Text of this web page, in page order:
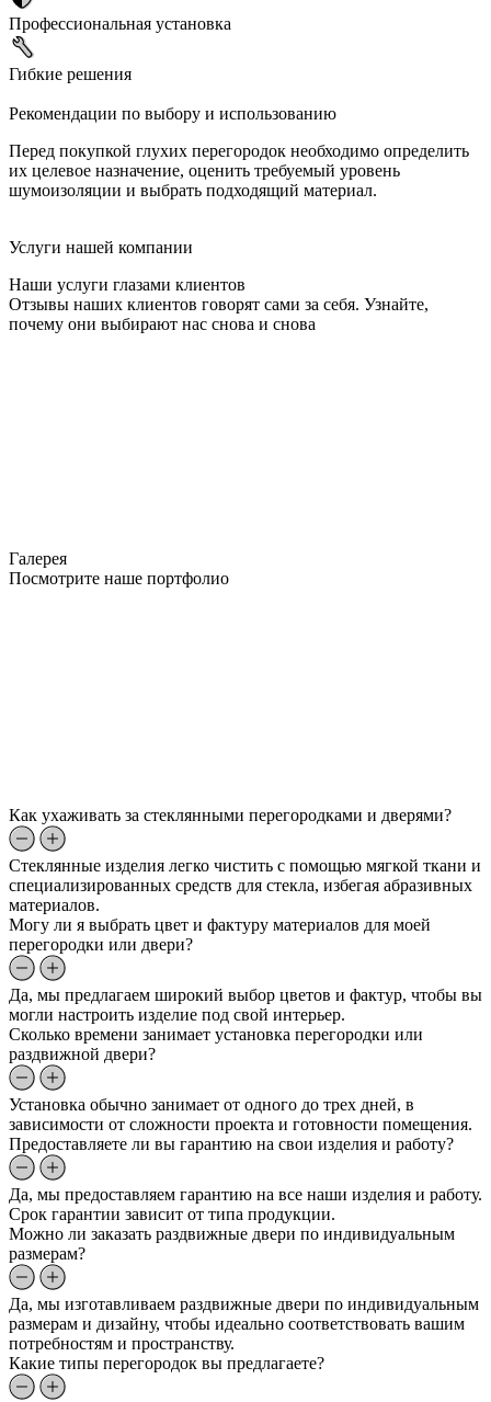
Профессиональная установка
Гибкие решения
Рекомендации по выбору и использованию
Перед покупкой глухих перегородок необходимо определить
их целевое назначение, оценить требуемый уровень
шумоизоляции и выбрать подходящий материал.
Услуги нашей компании
Наши услуги глазами клиентов
Отзывы наших клиентов говорят сами за себя. Узнайте,
почему они выбирают нас снова и снова
Галерея
Посмотрите наше портфолио
Как ухаживать за стеклянными перегородками и дверями?
Стеклянные изделия легко чистить с помощью мягкой ткани и
специализированных средств для стекла, избегая абразивных
материалов.
Могу ли я выбрать цвет и фактуру материалов для моей
перегородки или двери?
Да, мы предлагаем широкий выбор цветов и фактур, чтобы вы
могли настроить изделие под свой интерьер.
Сколько времени занимает установка перегородки или
раздвижной двери?
Установка обычно занимает от одного до трех дней, в
зависимости от сложности проекта и готовности помещения.
Предоставляете ли вы гарантию на свои изделия и работу?
Да, мы предоставляем гарантию на все наши изделия и работу.
Срок гарантии зависит от типа продукции.
Можно ли заказать раздвижные двери по индивидуальным
размерам?
Да, мы изготавливаем раздвижные двери по индивидуальным
размерам и дизайну, чтобы идеально соответствовать вашим
потребностям и пространству.
Какие типы перегородок вы предлагаете?